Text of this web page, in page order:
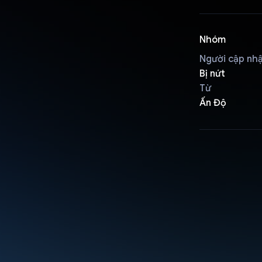
Nhóm
Người cập
Bị nứt
Từ
Ấn Độ